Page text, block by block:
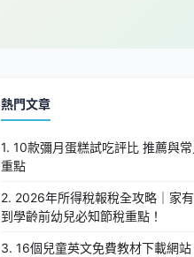
熱門文章
1. 10款彌月蛋糕試吃評比 推薦與
重點
2. 2026年所得稅報稅全攻略｜家
到學齡前幼兒必知節稅重點！
3. 16個兒童英文免費教材下載網站